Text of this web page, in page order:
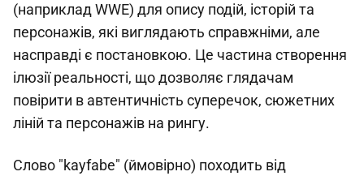
(наприклад WWE) для опису подій, історій та
персонажів, які виглядають справжніми, але
насправді є постановкою. Це частина створення
ілюзії реальності, що дозволяє глядачам
повірити в автентичність суперечок, сюжетних
ліній та персонажів на рингу.
Слово "kayfabe" (ймовірно) походить від